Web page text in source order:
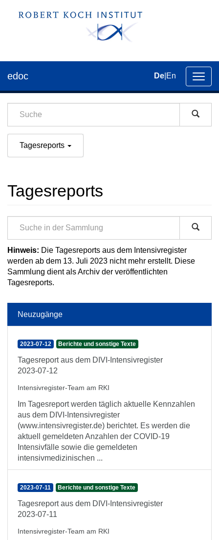
der
edoc De En
Tagesreports
Tagesreports
Hinweis: Die Tagesreports aus dem Intensivregister
werden ab dem 13. Juli 2023 nicht mehr erstellt. Diese
Sammlung dient als Archiv der veröffentlichten
Tagesreports.
Neuzugänge
2023-07-12 Berichte und sonstige Texte
Tagesreport aus dem DIVI-Intensivregister
2023-07-12
Intensivregister-Team am RKI
Im Tagesreport werden täglich aktuelle Kennzahlen
aus dem DIVI-Intensivregister
(www.intensivregister.de) berichtet. Es werden die
aktuell gemeldeten Anzahlen der COVID-19
Intensivfälle sowie die gemeldeten
intensivmedizinischen ...
2023-07-11 Berichte und sonstige Texte
Tagesreport aus dem DIVI-Intensivregister
2023-07-11
Intensivregister-Team am RKI